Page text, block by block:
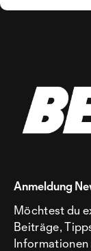
Anmeldung
Möchtest du
Beiträge,
Informationen